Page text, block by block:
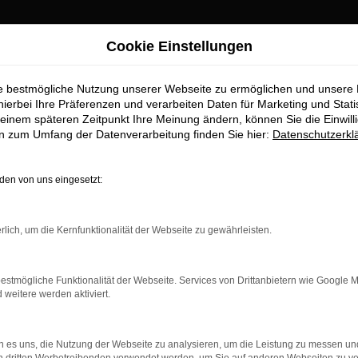
Top-
Sie im Autohaus Stiglmayr
für exzellente VW Touareg Fahrzeuge für Augsburg und
höchste Standards in Sachen Qualität und Leistung erfüllen.
VW Touareg Flotte und warum Autohaus
Network Error
ist ein Fehler aufgetreten.
Cookie Einstellungen
bestmögliche Nutzung unserer Webseite zu ermöglichen und unsere
Ihre Präferenzen und verarbeiten Daten für Marketing und
späteren Zeitpunkt Ihre Meinung ändern, können Sie die
zum Umfang der Datenverarbeitung finden Sie hier:
von uns eingesetzt:
um die Kernfunktionalität der Webseite zu gewährleisten.
Funktionalität der Webseite. Services von Drittanbietern wie Google
weitere werden aktiviert.
es uns, die Nutzung der Webseite zu analysieren, um die Leistung zu messen